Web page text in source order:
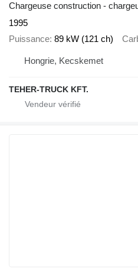
Chargeuse construction -
1995
Puissance 89 kW (121 ch)
Hongrie, Kecskemet
TEHER-TRUCK KFT.